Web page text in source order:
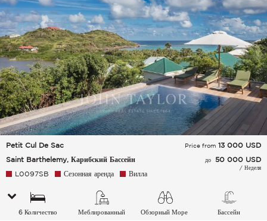
Petit Cul De Sac
Saint Barthelemy, Карибский Бассейн
Price from 13 000 USD
до 50 000 USD
/ Неделя
L0097SB Сезонная аренда Вилла
6 Количество
Меблированный Обзорный Море Бассейн